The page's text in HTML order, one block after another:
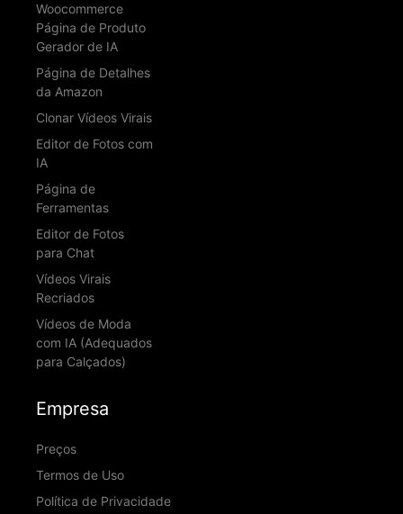
Woocommerce
Página de Produto
Gerador de IA
Página de Detalhes
da Amazon
Clonar Vídeos Virais
Editor de Fotos com
IA
Página de
Ferramentas
Editor de Fotos
para Chat
Vídeos Virais
Recriados
Vídeos de Moda
com IA (Adequados
para Calçados)
Empresa
Preços
Termos de Uso
Política de Privacidade